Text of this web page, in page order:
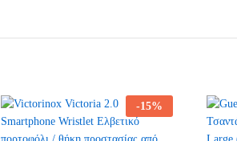
-15%